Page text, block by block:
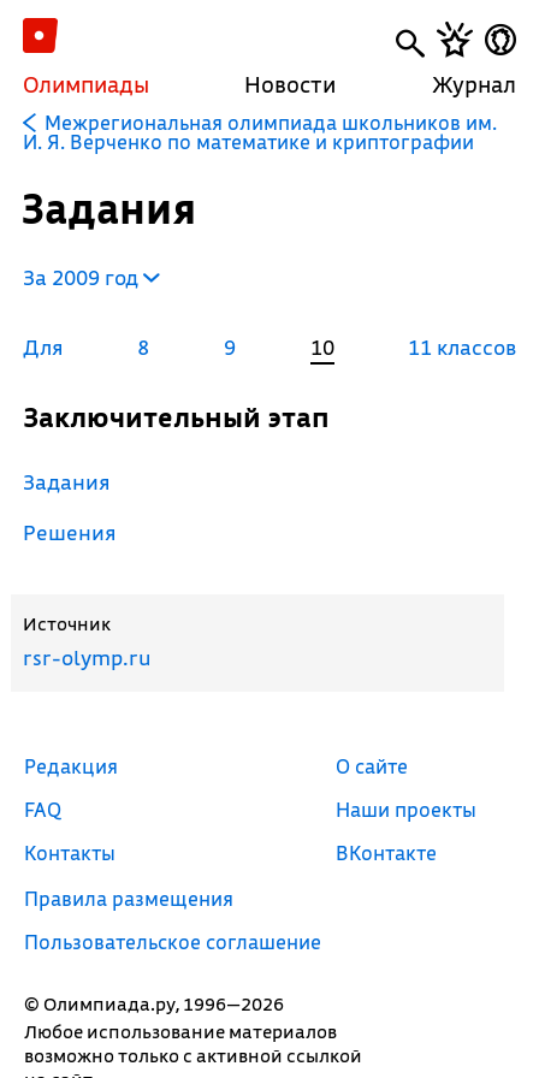
Олимпиады Новости Журнал
Межрегиональная олимпиада школьников им.
И. Я. Верченко по математике и криптографии
Задания
За 2009 год
Для 8 9 10 11 классов
Заключительный этап
Задания
Решения
Источник
rsr-olymp.ru
© Олимпиада.ру, 1996—2026
Любое использование материалов
возможно только с активной ссылкой
Редакция
FAQ
Контакты
Правила размещения
Пользовательское соглашение
О сайте
Наши проекты
ВКонтакте